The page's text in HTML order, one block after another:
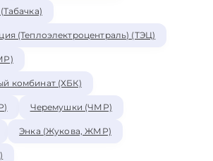
(Теплоэлектроцентраль) (ТЭЦ)
комбинат (ХБК)
Черемушки (ЧМР)
Энка (Жукова, ЖМР)